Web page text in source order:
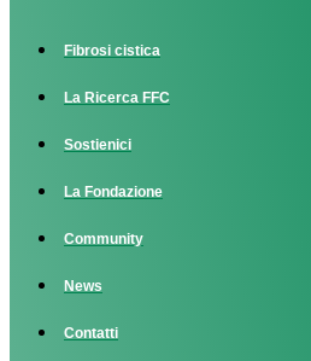
Fibrosi cistica
La Ricerca FFC
Sostienici
La Fondazione
Community
News
Contatti